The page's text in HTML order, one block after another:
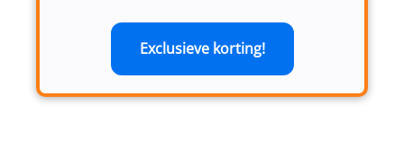
Exclusieve korting!